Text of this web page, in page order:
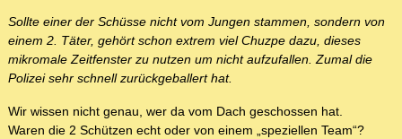
Sollte einer der Schüsse nicht vom Jungen stammen, sondern von
einem 2. Täter, gehört schon extrem viel Chuzpe dazu, dieses
mikromale Zeitfenster zu nutzen um nicht aufzufallen. Zumal die
Polizei sehr schnell zurückgeballert hat.
Wir wissen nicht genau, wer da vom Dach geschossen hat.
Waren die 2 Schützen echt oder von einem „speziellen Team“?